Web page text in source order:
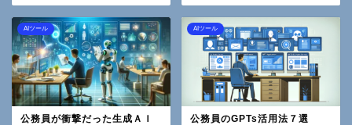
AIツール
公務員が衝撃だった生成ＡＩ
AIツール
公務員のGPTs活用法７選